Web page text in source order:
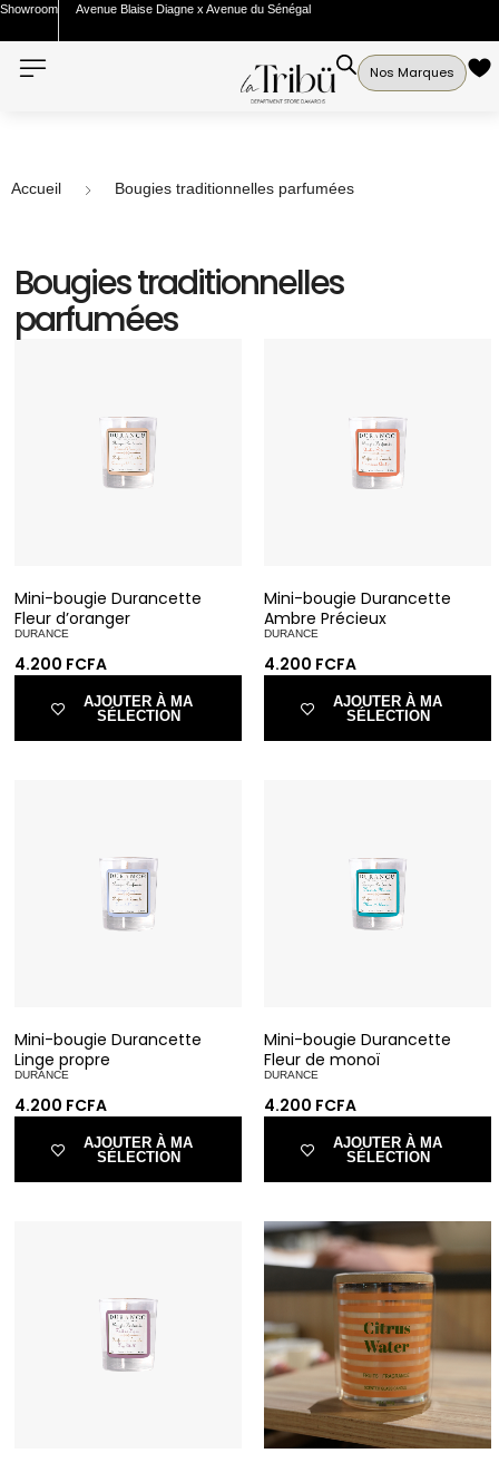
Showroom Avenue Blaise Diagne x Avenue du Sénégal
Nos Marques
Accueil Bougies traditionnelles parfumées
Mini-bougie Durancette
Fleur d’oranger
DURANCE
4.200 FCFA
AJOUTER À MA
SÉLECTION
Mini-bougie Durancette
Ambre Précieux
DURANCE
4.200 FCFA
AJOUTER À MA
SÉLECTION
Mini-bougie Durancette
Linge propre
DURANCE
4.200 FCFA
AJOUTER À MA
SÉLECTION
Mini-bougie Durancette
Fleur de monoï
DURANCE
4.200 FCFA
AJOUTER À MA
SÉLECTION
Bougies traditionnelles
parfumées